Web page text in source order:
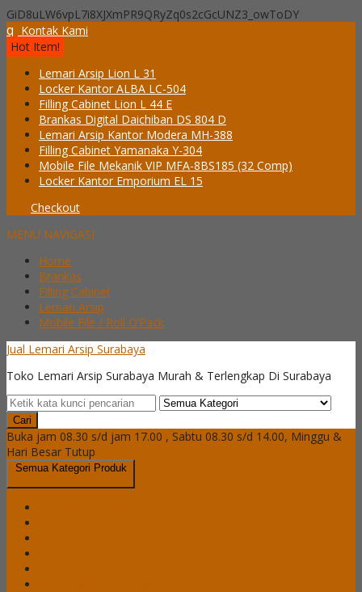
GiD8uLW6vpL7i8XJXmPR9QRyZq0s2cGcUNZ3_owToDY
q Kontak Kami
Hot Item!
Lemari Arsip Lion L 31
Locker Kantor ALBA LC-504
Filling Cabinet Lion L 44 E
Brankas Digital Daichiban DS 804 D
Lemari Arsip Kantor Modera MH-388
Filling Cabinet Yamanaka Y-304
Mobile File Mekanik VIP MFA-8BS185 (32 Comp)
Locker Kantor Emporium EL 15
Checkout
MENU NAVIGASI
Home
Brankas
Filling Cabinet
Lemari Arsip
Mobile File / Roll O’Pack
Jual Lemari Arsip Surabaya
Toko Lemari Arsip Surabaya Murah & Terlengkap Di Surabaya
Cari
Buka jam 08.30 s/d jam 17.00 , Sabtu 08.30 s/d 14.00, Minggu &
Hari Besar Tutup
Semua Kategori Produk